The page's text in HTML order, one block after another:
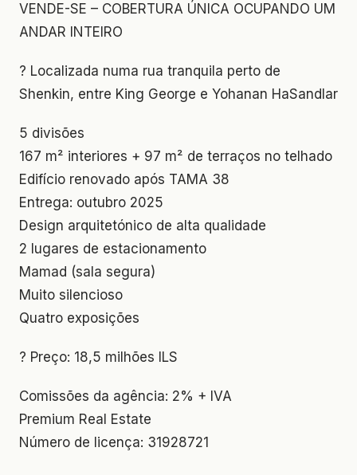
VENDE-SE – COBERTURA ÚNICA OCUPANDO UM
ANDAR INTEIRO
? Localizada numa rua tranquila perto de
Shenkin, entre King George e Yohanan HaSandlar
5 divisões
167 m² interiores + 97 m² de terraços no telhado
Edifício renovado após TAMA 38
Entrega: outubro 2025
Design arquitetónico de alta qualidade
2 lugares de estacionamento
Mamad (sala segura)
Muito silencioso
Quatro exposições
? Preço: 18,5 milhões ILS
Comissões da agência: 2% + IVA
Premium Real Estate
Número de licença: 31928721